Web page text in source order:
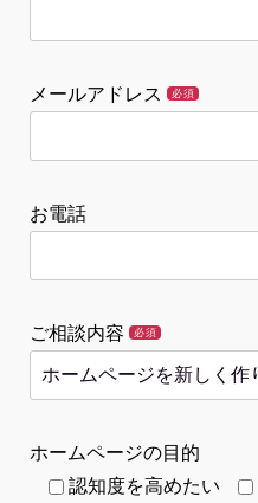
メールアドレス 必須
お電話
ご相談内容 必須
ホームページの目的
認知度を高めたい